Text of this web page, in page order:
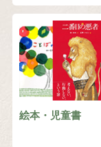
絵本・児童書